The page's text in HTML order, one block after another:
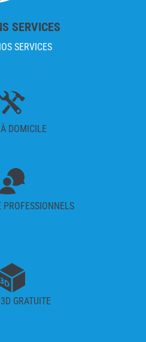
SERVICES
SERVICES
DOMICILE
PROFESSIONNELS
GRATUITE